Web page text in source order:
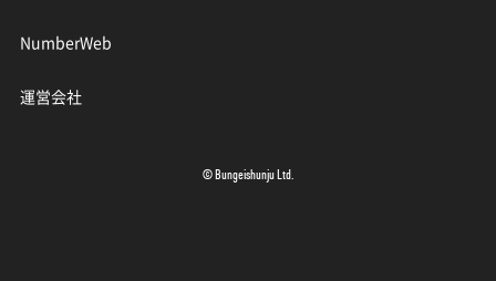
NumberWeb
運営会社
© Bungeishunju Ltd.